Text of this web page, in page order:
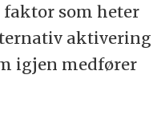
som heter
aktivering
igjen medfører